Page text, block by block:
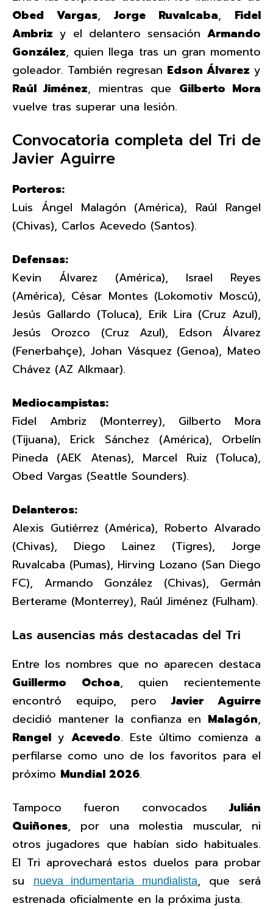
Obed Vargas, Jorge Ruvalcaba, Fidel
Ambriz y el delantero sensación Armando
González, quien llega tras un gran momento
goleador. También regresan Edson Álvarez y
Raúl Jiménez, mientras que Gilberto Mora
vuelve tras superar una lesión.
Convocatoria completa del Tri de
Javier Aguirre
Porteros:
Luis Ángel Malagón (América), Raúl Rangel
(Chivas), Carlos Acevedo (Santos).
Defensas:
Kevin Álvarez (América), Israel Reyes
(América), César Montes (Lokomotiv Moscú),
Jesús Gallardo (Toluca), Erik Lira (Cruz Azul),
Jesús Orozco (Cruz Azul), Edson Álvarez
(Fenerbahçe), Johan Vásquez (Genoa), Mateo
Chávez (AZ Alkmaar).
Mediocampistas:
Fidel Ambriz (Monterrey), Gilberto Mora
(Tijuana), Erick Sánchez (América), Orbelín
Pineda (AEK Atenas), Marcel Ruiz (Toluca),
Obed Vargas (Seattle Sounders).
Delanteros:
Alexis Gutiérrez (América), Roberto Alvarado
(Chivas), Diego Lainez (Tigres), Jorge
Ruvalcaba (Pumas), Hirving Lozano (San Diego
FC), Armando González (Chivas), Germán
Berterame (Monterrey), Raúl Jiménez (Fulham).
Las ausencias más destacadas del Tri
Entre los nombres que no aparecen destaca
Guillermo Ochoa, quien recientemente
encontró equipo, pero Javier Aguirre
decidió mantener la confianza en Malagón,
Rangel y Acevedo. Este último comienza a
perfilarse como uno de los favoritos para el
próximo Mundial 2026.
Tampoco fueron convocados Julián
Quiñones, por una molestia muscular, ni
otros jugadores que habían sido habituales.
El Tri aprovechará estos duelos para probar
sunueva indumentaria mundialista, que será
estrenada oficialmente en la próxima justa.